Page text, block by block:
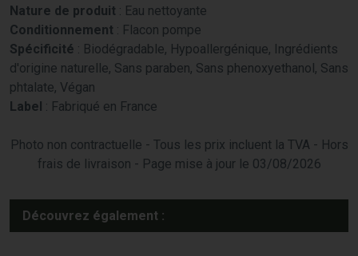
Nature de produit : Eau nettoyante
Conditionnement : Flacon pompe
Spécificité : Biodégradable, Hypoallergénique, Ingrédients
d'origine naturelle, Sans paraben, Sans phenoxyethanol, Sans
phtalate, Végan
Label : Fabriqué en France
Photo non contractuelle - Tous les prix incluent la TVA - Hors
frais de livraison - Page mise à jour le 03/08/2026
Découvrez également :